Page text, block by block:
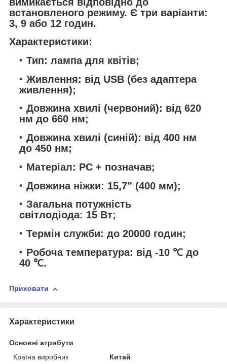
встановленого режиму. Є три варіанти:
3, 9 або 12 годин.
Характеристики:
Тип: лампа для квітів;
Живлення: від USB (без адаптера
живлення);
Довжина хвилі (червоний): від 620
нм до 660 нм;
Довжина хвилі (синій): від 400 нм
до 450 нм;
Матеріал: PC + позначав;
Довжина ніжки: 15,7” (400 мм);
Загальна потужність
світлодіода: 15 Вт;
Термін служби: до 20000 годин;
Робоча температура: від -10 ℃ до
40 ℃.
Приховати
Характеристики
Основні атрибути
Країна виробник
Китай